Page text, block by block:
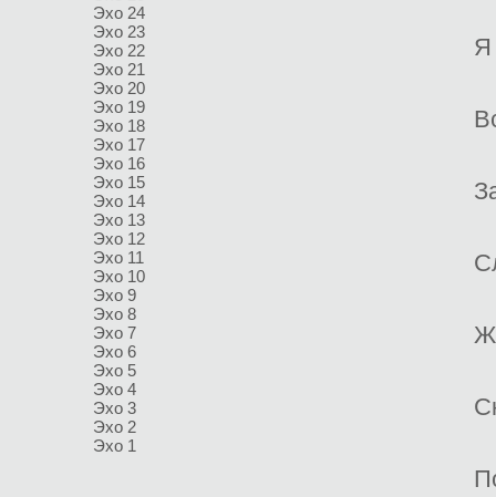
Эхо 24
Эхо 23
Эхо 22
Эхо 21
Эхо 20
Эхо 19
Эхо 18
Эхо 17
Эхо 16
Эхо 15
Эхо 14
Эхо 13
Эхо 12
Эхо 11
Эхо 10
Эхо 9
Эхо 8
Эхо 7
Эхо 6
Эхо 5
Эхо 4
Эхо 3
Эхо 2
Эхо 1
Я